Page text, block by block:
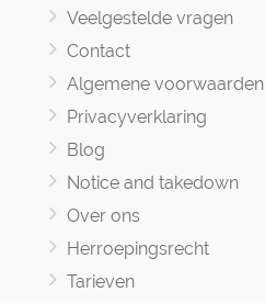
Veelgestelde vragen
Contact
Algemene voorwaarden
Privacyverklaring
Blog
Notice and takedown
Over ons
Herroepingsrecht
Tarieven